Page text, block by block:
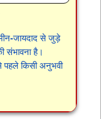
जायदाद से जुड़े
संभावना है।
पहले किसी अनुभवी